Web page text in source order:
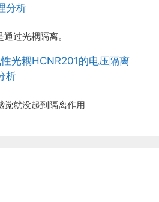
分析
过光耦隔离。
光耦HCNR201的电压隔离
析
觉就没起到隔离作用